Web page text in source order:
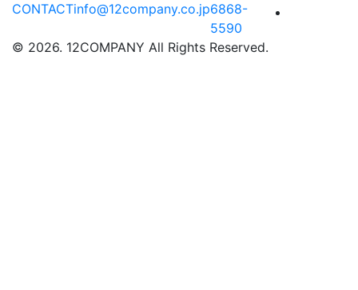
CONTACTinfo@12company.co.jp6868-
5590
© 2026. 12COMPANY All Rights Reserved.